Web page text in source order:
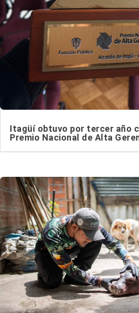
Itagüí obtuvo por tercer año
Premio Nacional de Alta